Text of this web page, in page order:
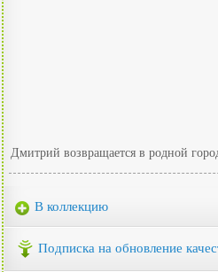
Дмитрий возвращается в родной
В коллекцию
Подписка на обновление